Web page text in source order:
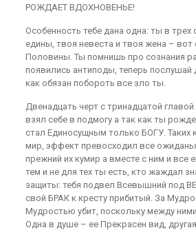
РОЖДАЕТ ВДОХНОВЕНЬЕ!
Особенность тебе дана одна: ты в трех
едины, твоя невеста и твоя жена – вот
Половины. Ты помнишь про сознания
появились антиподы, теперь послушай
как обязан побороть все зло ты.
Двенадцать черт с тринадцатой
взял себе в подмогу а так как ты
стал Единосущным только БОГУ. Таких
мир, эффект превосходил все
прежний их кумир а вместе с ним и все
тем и не для тех ты есть, кто жаждал
защиты: тебя подвел Всевышний под
свой БРАК к кресту прибитый. За
Мудростью убит, поскольку между
Одна в душе – ее Прекрасен вид,